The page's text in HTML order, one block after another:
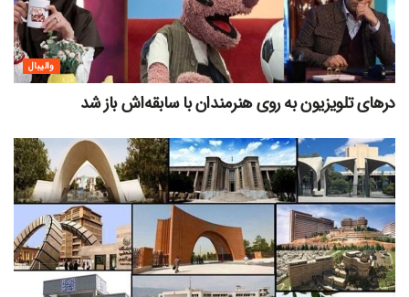
والیبال
درهای تلویزیون به روی هنرمندان با سابقه‌اش باز شد